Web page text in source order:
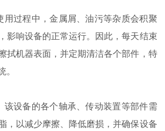
过程中，金属屑、油污等杂质会积聚
影响设备的正常运行。因此，每天结束
拭机器表面，并定期清洁各个部件，特
。
设备的各个轴承、传动装置等部件需
，以减少摩擦、降低磨损，并确保设备